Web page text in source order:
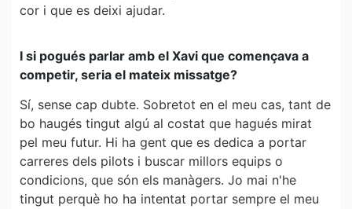
cor i que es deixi ajudar.
I si pogués parlar amb el Xavi que començava a
competir, seria el mateix missatge?
Sí, sense cap dubte. Sobretot en el meu cas, tant de
bo haugés tingut algú al costat que hagués mirat
pel meu futur. Hi ha gent que es dedica a portar
carreres dels pilots i buscar millors equips o
condicions, que són els manàgers. Jo mai n'he
tingut perquè ho ha intentat portar sempre el meu